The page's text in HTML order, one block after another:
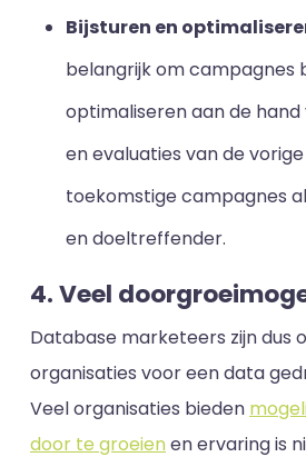
Bijsturen en
belangrijk om campagnes
optimaliseren aan de
en evaluaties van de
toekomstige campagnes
en doeltreffender.
4. Veel
Database marketeers zijn dus
organisaties voor een data
Veel organisaties bieden
door te groeienen ervaring is